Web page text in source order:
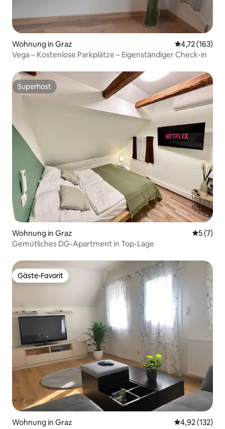
Wohnung in Graz
4,72 (163)
Vega – Kostenlose Parkplätze – Eigenständiger Check-in
Superhost
Superhost
Wohnung in Graz
5 (7)
Gemütliches DG-Apartment in Top-Lage
Gäste-Favorit
Gäste-Favorit
Wohnung in Graz
4,92 (132)